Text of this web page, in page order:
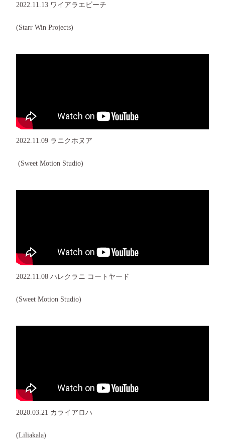
2022.11.13 ワイアラエビーチ
(Starr Win Projects)
2022.11.09 ラニクホヌア
(Sweet Motion Studio)
2022.11.08 ハレクラニ コートヤード
(Sweet Motion Studio)
2020.03.21 カライアロハ
(Liliakala)